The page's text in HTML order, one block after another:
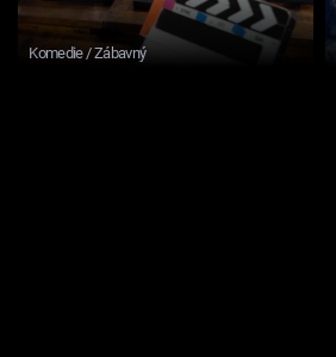
Komedie / Zábavný